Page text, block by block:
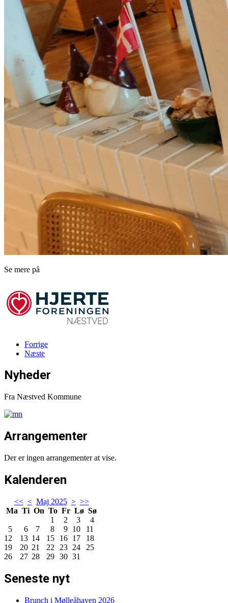
Se mere på
Forrige
Næste
Nyheder
Fra Næstved Kommune
Arrangementer
Der er ingen arrangementer at vise.
Kalenderen
<< < Maj 2025 > >>
Ma Ti On To Fr Lø Sø
1
2 3
4
5
6 7 8 9 10
11
12
13 14 15 16 17
18
19
20 21 22 23 24
25
26
27 28 29 30 31
Seneste nyt
Brunch i Mølleåhaven 2026